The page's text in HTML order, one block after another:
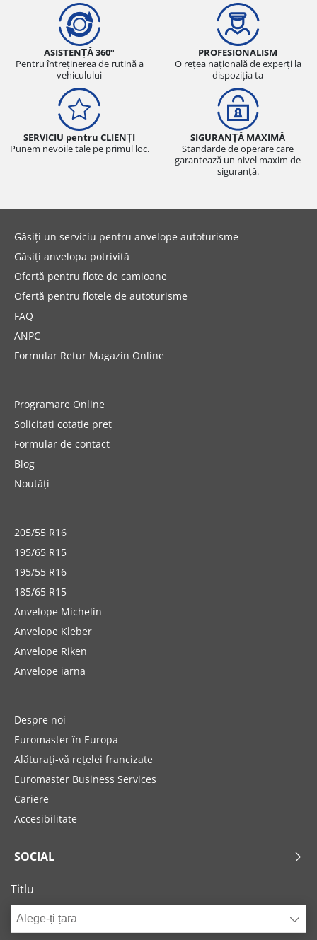
ASISTENȚĂ 360°
Pentru întreținerea de rutină a
vehiculului
PROFESIONALISM
O rețea națională de experți la
dispoziția ta
SERVICIU pentru CLIENȚI
Punem nevoile tale pe primul loc.
SIGURANȚĂ MAXIMĂ
Standarde de operare care
garantează un nivel maxim de
siguranță.
Găsiți un serviciu pentru anvelope autoturisme
Găsiți anvelopa potrivită
Ofertă pentru flote de camioane
Ofertă pentru flotele de autoturisme
FAQ
ANPC
Formular Retur Magazin Online
Programare Online
Solicitați cotație preț
Formular de contact
Blog
Noutăți
205/55 R16
195/65 R15
195/55 R16
185/65 R15
Anvelope Michelin
Anvelope Kleber
Anvelope Riken
Anvelope iarna
Despre noi
Euromaster în Europa
Alăturați-vă rețelei francizate
Euromaster Business Services
Cariere
Accesibilitate
SOCIAL
Titlu
Alege-ți țara